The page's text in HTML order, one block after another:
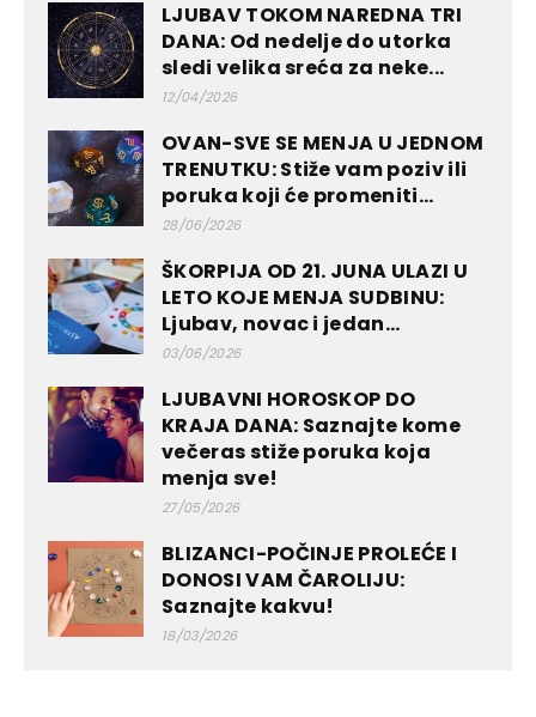
LJUBAV TOKOM NAREDNA TRI
DANA: Od nedelje do utorka
sledi velika sreća za neke...
12/04/2026
OVAN-SVE SE MENJA U JEDNOM
TRENUTKU: Stiže vam poziv ili
poruka koji će promeniti...
28/06/2026
ŠKORPIJA OD 21. JUNA ULAZI U
LETO KOJE MENJA SUDBINU:
Ljubav, novac i jedan...
03/06/2026
LJUBAVNI HOROSKOP DO
KRAJA DANA: Saznajte kome
večeras stiže poruka koja
menja sve!
27/05/2026
BLIZANCI-POČINJE PROLEĆE I
DONOSI VAM ČAROLIJU:
Saznajte kakvu!
18/03/2026